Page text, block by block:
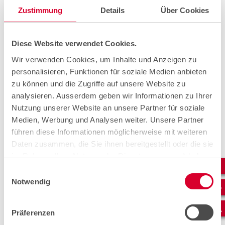
Zustimmung Details Über Cookies
Diese Website verwendet Cookies.
Wir verwenden Cookies, um Inhalte und Anzeigen zu
personalisieren, Funktionen für soziale Medien anbieten
zu können und die Zugriffe auf unsere Website zu
analysieren. Ausserdem geben wir Informationen zu Ihrer
Nutzung unserer Website an unsere Partner für soziale
Medien, Werbung und Analysen weiter. Unsere Partner
führen diese Informationen möglicherweise mit weiteren
Daten zusammen, die Sie ihnen bereitgestellt oder die sie
im Rahmen Ihrer Nutzung der Dienste gesammelt haben.
Notwendig
Präferenzen
Gewicht von 300 Kilogramm empfehlen die
einzusetzen. Das Gewicht des Schachtdeckels kann mit
diesem Hebegerät auf zwei Personen verteilt werden.
Durch die optimale Kraftübertragung ist das Ausheben
und Einsetzen kraft- und rückenschonend. Der Tandem
Heber ist für den Einsatz im Strassenbereich und im
Gelände geeignet.